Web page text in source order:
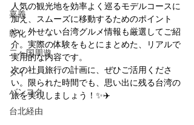
嘉義
彰化
二ヶ国周遊
タイ
バンコク
台北経由
人気の観光地を効率よく巡るモデルコースに
加え、スムーズに移動するためのポイント
や、外せない台湾グルメ情報も厳選してご紹
介。実際の体験をもとにまとめた、リアルで
実用的な内容です。
次の社員旅行の計画に、ぜひご活用くださ
い。限られた時間でも、思い出に残る台湾の
旅を実現しましょう！✨✈️